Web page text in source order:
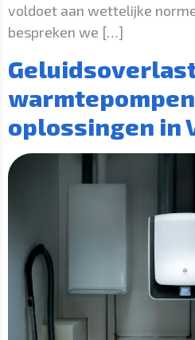
voldoet aan wettelijke
bespreken we […]
oplossingen in